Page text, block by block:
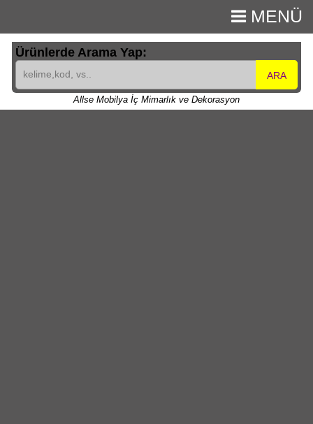
MENÜ
Ürünlerde Arama Yap:
ARA
Allse Mobilya İç Mimarlık ve Dekorasyon